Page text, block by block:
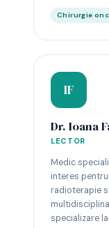
Chirurgie
IF
Dr. Ioana
LECTOR
Medic
interes
radioterapie
specializare